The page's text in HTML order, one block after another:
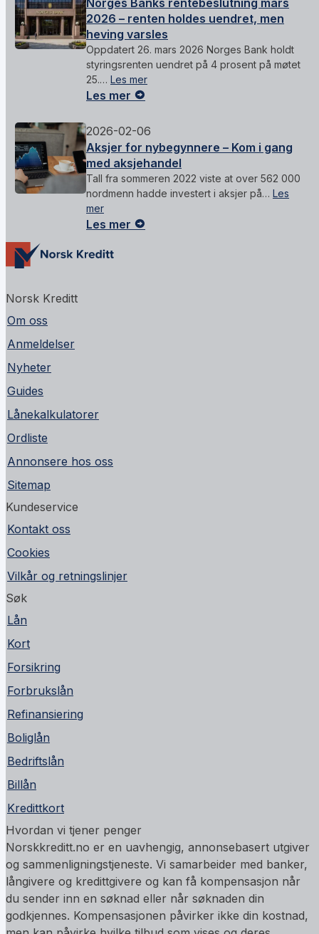
2026 – renten holdes uendret, men
heving varsles
Oppdatert 26. mars 2026 Norges Bank holdt
styringsrenten uendret på 4 prosent på møtet
25.… Les mer
Les mer
2026-02-06
Aksjer for nybegynnere – Kom i gang
med aksjehandel
Tall fra sommeren 2022 viste at over 562 000
nordmenn hadde investert i aksjer på… Les
mer
Les mer
Norsk Kreditt
Om oss
Anmeldelser
Nyheter
Guides
Lånekalkulatorer
Ordliste
Annonsere hos oss
Sitemap
Kundeservice
Kontakt oss
Cookies
Vilkår og retningslinjer
Søk
Lån
Kort
Forsikring
Forbrukslån
Refinansiering
Boliglån
Bedriftslån
Billån
Kredittkort
Hvordan vi tjener penger
Norskkreditt.no er en uavhengig, annonsebasert utgiver
og sammenligningstjeneste. Vi samarbeider med banker,
långivere og kredittgivere og kan få kompensasjon når
du sender inn en søknad eller når søknaden din
godkjennes. Kompensasjonen påvirker ikke din kostnad,